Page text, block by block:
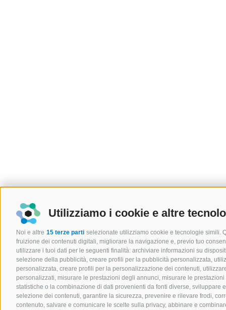
Utilizziamo i cookie e altre
Noi e altre 15 terze parti selezionate utilizziamo cookie e tecnologie simili.
fruizione dei contenuti digitali, migliorare la navigazione e, previo tuo
utilizzare i tuoi dati per le seguenti finalità: archiviare informazioni su
selezione della pubblicità, creare profili per la pubblicità personalizzata,
personalizzata, creare profili per la personalizzazione dei contenuti,
personalizzati, misurare le prestazioni degli annunci, misurare le
statistiche o la combinazione di dati provenienti da fonti diverse, sviluppare
selezione dei contenuti, garantire la sicurezza, prevenire e rilevare frodi,
contenuto, salvare e comunicare le scelte sulla privacy, abbinare e